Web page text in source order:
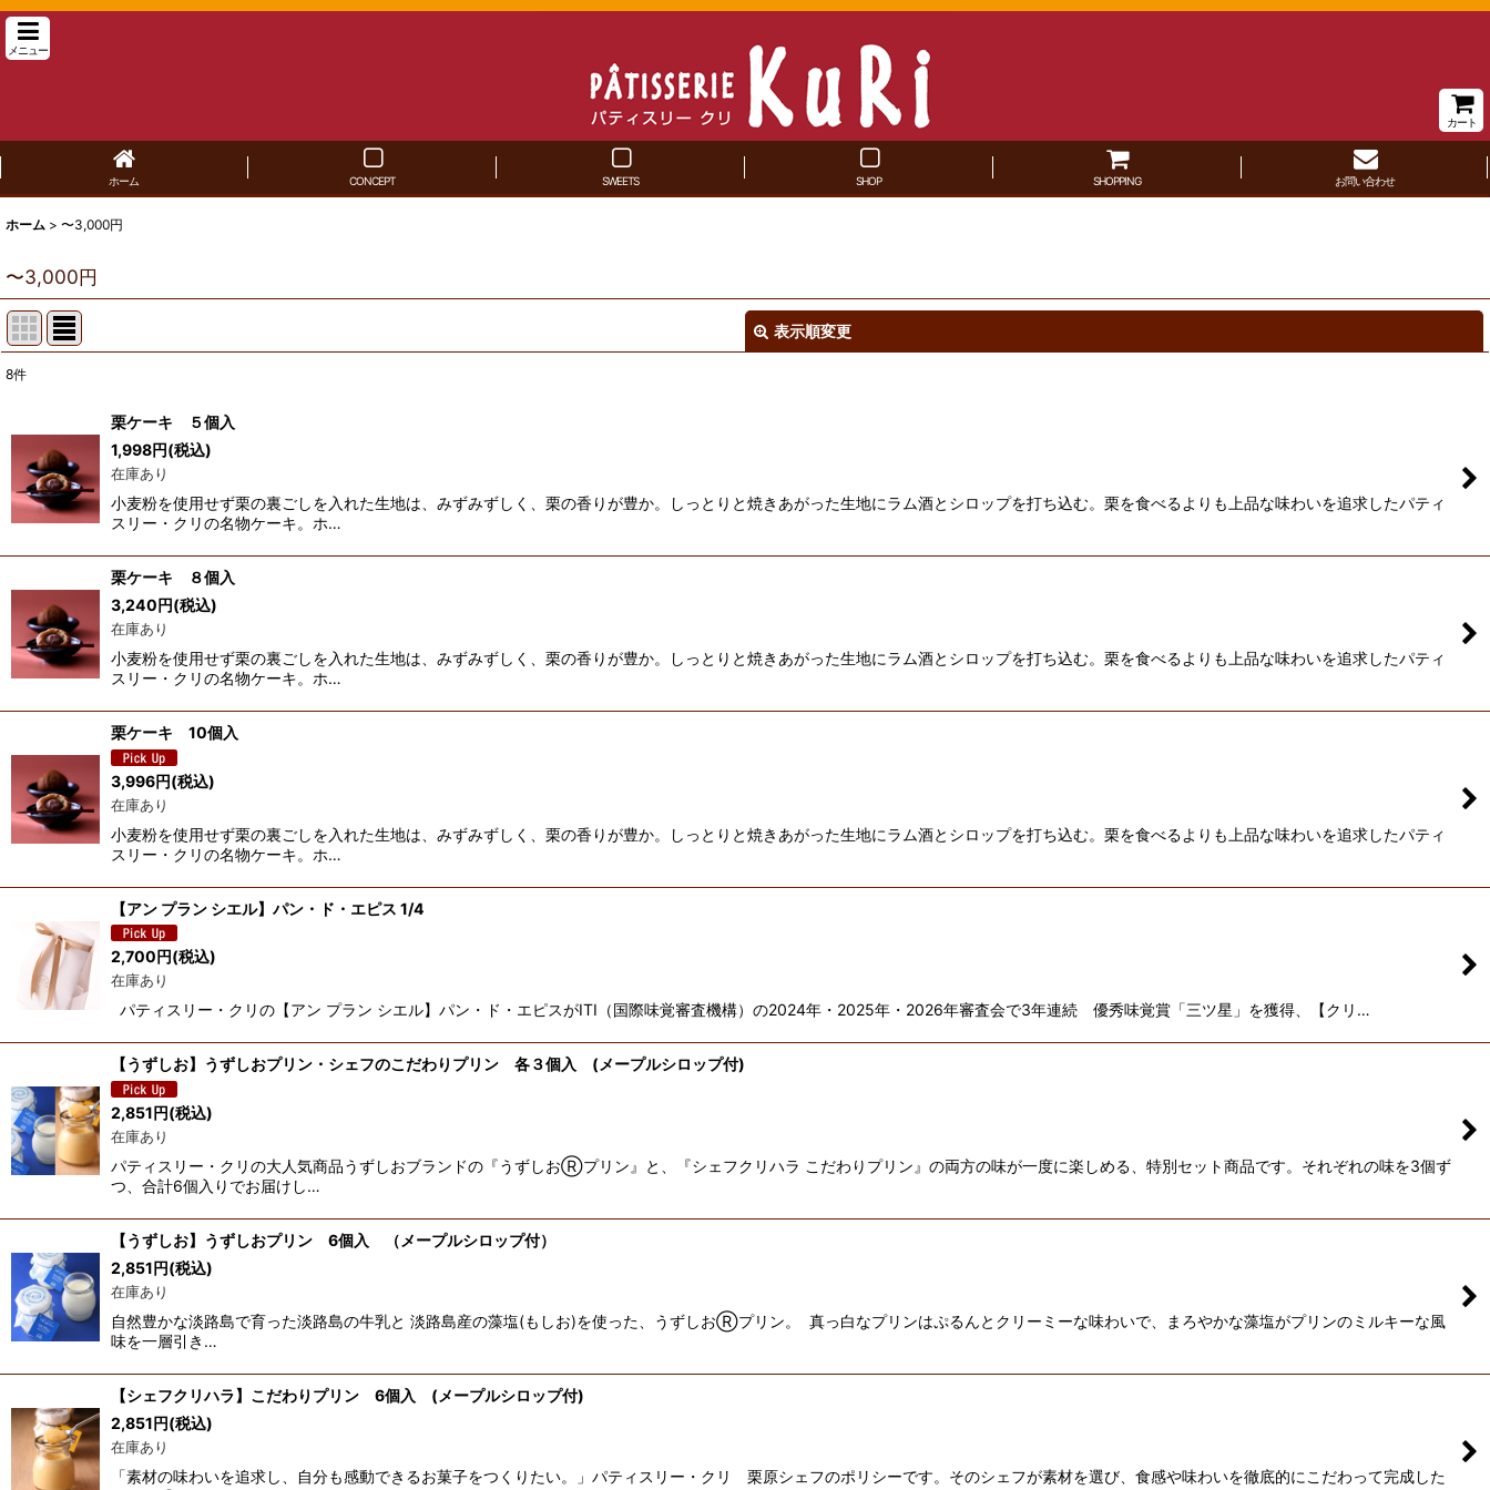
メニュー
カート
ホーム CONCEPT SWEETS SHOP SHOPPING お問い合わせ
ホーム > 〜3,000円
〜3,000円
表示順変更
並び順
絞り込む
8件
栗ケーキ ５個入
1,998円(税込)
在庫あり
小麦粉を使用せず栗の裏ごしを入れた生地は、みずみずしく、栗の香りが豊か。しっとりと焼きあがった生地にラム酒とシロップを打ち込む。栗を食べるよりも上品な味わいを追求したパティ
スリー・クリの名物ケーキ。ホ…
栗ケーキ ８個入
3,240円(税込)
在庫あり
小麦粉を使用せず栗の裏ごしを入れた生地は、みずみずしく、栗の香りが豊か。しっとりと焼きあがった生地にラム酒とシロップを打ち込む。栗を食べるよりも上品な味わいを追求したパティ
スリー・クリの名物ケーキ。ホ…
栗ケーキ 10個入
3,996円(税込)
在庫あり
小麦粉を使用せず栗の裏ごしを入れた生地は、みずみずしく、栗の香りが豊か。しっとりと焼きあがった生地にラム酒とシロップを打ち込む。栗を食べるよりも上品な味わいを追求したパティ
スリー・クリの名物ケーキ。ホ…
【アン プラン シエル】パン・ド・エピス 1/4
2,700円(税込)
在庫あり
パティスリー・クリの【アン プラン シエル】パン・ド・エピスがITI（国際味覚審査機構）の2024年・2025年・2026年審査会で3年連続 優秀味覚賞「三ツ星」を獲得、【クリ…
【うずしお】うずしおプリン・シェフのこだわりプリン 各３個入 (メープルシロップ付)
2,851円(税込)
在庫あり
パティスリー・クリの大人気商品うずしおブランドの『うずしおⓇプリン』と、『シェフクリハラ こだわりプリン』の両方の味が一度に楽しめる、特別セット商品です。それぞれの味を3個ず
つ、合計6個入りでお届けし…
【うずしお】うずしおプリン 6個入 （メープルシロップ付）
2,851円(税込)
在庫あり
自然豊かな淡路島で育った淡路島の牛乳と 淡路島産の藻塩(もしお)を使った、うずしおⓇプリン。 真っ白なプリンはぷるんとクリーミーな味わいで、まろやかな藻塩がプリンのミルキーな風
味を一層引き…
【シェフクリハラ】こだわりプリン 6個入 (メープルシロップ付)
2,851円(税込)
在庫あり
「素材の味わいを追求し、自分も感動できるお菓子をつくりたい。」パティスリー・クリ 栗原シェフのポリシーです。そのシェフが素材を選び、食感や味わいを徹底的にこだわって完成した